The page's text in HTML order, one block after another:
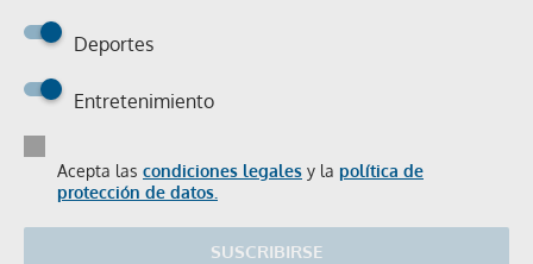
Deportes
Entretenimiento
Acepta las condiciones legales y la política de
protección de datos.
SUSCRIBIRSE